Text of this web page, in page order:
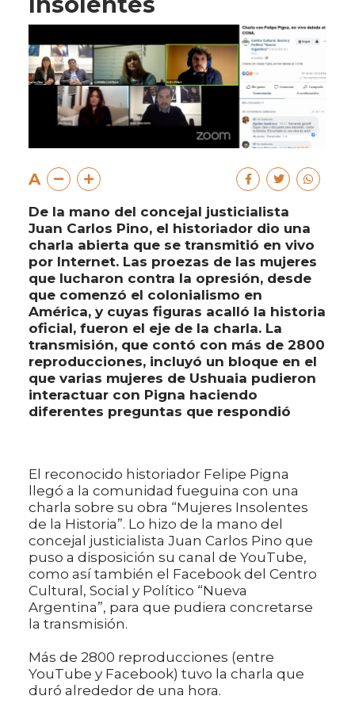
A
De la mano del concejal justicialista
Juan Carlos Pino, el historiador dio una
charla abierta que se transmitió en vivo
por Internet. Las proezas de las mujeres
que lucharon contra la opresión, desde
que comenzó el colonialismo en
América, y cuyas figuras acalló la historia
oficial, fueron el eje de la charla. La
transmisión, que contó con más de 2800
reproducciones, incluyó un bloque en el
que varias mujeres de Ushuaia pudieron
interactuar con Pigna haciendo
diferentes preguntas que respondió
El reconocido historiador Felipe Pigna
llegó a la comunidad fueguina con una
charla sobre su obra “Mujeres Insolentes
de la Historia”. Lo hizo de la mano del
concejal justicialista Juan Carlos Pino que
puso a disposición su canal de YouTube,
como así también el Facebook del Centro
Cultural, Social y Político “Nueva
Argentina”, para que pudiera concretarse
la transmisión.
Más de 2800 reproducciones (entre
YouTube y Facebook) tuvo la charla que
duró alrededor de una hora.